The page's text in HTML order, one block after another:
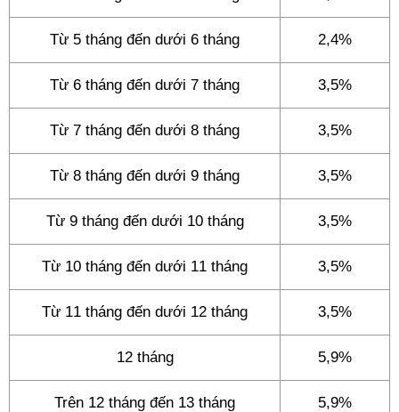
Từ 5 tháng đến dưới 6 tháng 2,4%
Từ 6 tháng đến dưới 7 tháng 3,5%
Từ 7 tháng đến dưới 8 tháng 3,5%
Từ 8 tháng đến dưới 9 tháng 3,5%
Từ 9 tháng đến dưới 10 tháng 3,5%
Từ 10 tháng đến dưới 11 tháng 3,5%
Từ 11 tháng đến dưới 12 tháng 3,5%
12 tháng 5,9%
Trên 12 tháng đến 13 tháng 5,9%